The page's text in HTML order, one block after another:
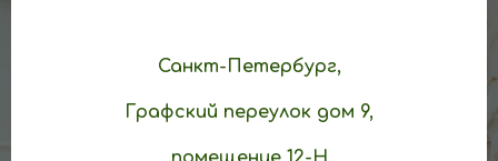
Санкт-Петербург,
Графский переулок дом 9,